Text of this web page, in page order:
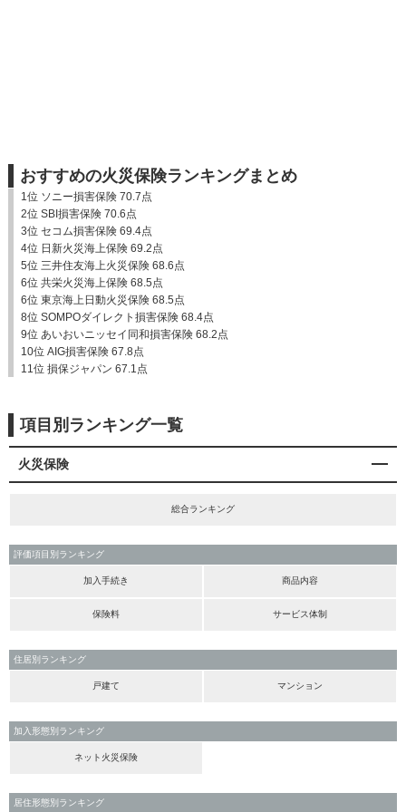
おすすめの火災保険ランキングまとめ
1位 ソニー損害保険 70.7点
2位 SBI損害保険 70.6点
3位 セコム損害保険 69.4点
4位 日新火災海上保険 69.2点
5位 三井住友海上火災保険 68.6点
6位 共栄火災海上保険 68.5点
6位 東京海上日動火災保険 68.5点
8位 SOMPOダイレクト損害保険 68.4点
9位 あいおいニッセイ同和損害保険 68.2点
10位 AIG損害保険 67.8点
11位 損保ジャパン 67.1点
項目別ランキング一覧
火災保険
総合ランキング
評価項目別ランキング
加入手続き 商品内容
保険料 サービス体制
住居別ランキング
戸建て マンション
加入形態別ランキング
ネット火災保険
居住形態別ランキング